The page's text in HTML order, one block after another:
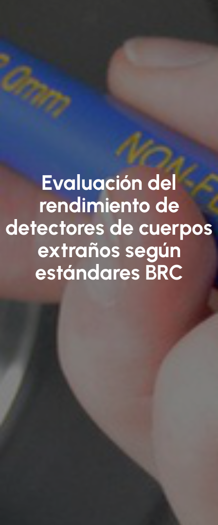
Evaluación del
rendimiento de
detectores de cuerpos
extraños según
estándares BRC